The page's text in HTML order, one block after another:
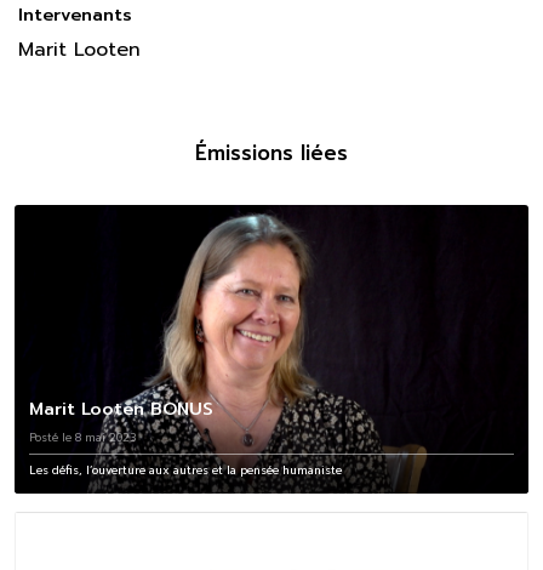
Intervenants
Marit Looten
Émissions liées
Marit Looten BONUS
Posté le 8 mai 2023
Les défis, l’ouverture aux autres et la pensée humaniste